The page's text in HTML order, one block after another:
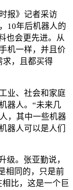
报》记者采访
10年后机器人的
也会更先进。从
机一样，并且价
求，且都买得
业、社会和家庭
器人。“未来几
，其中一些机器
器人可以是人们
级。张亚勤说，
相同的，只是前
比，这是一个巨